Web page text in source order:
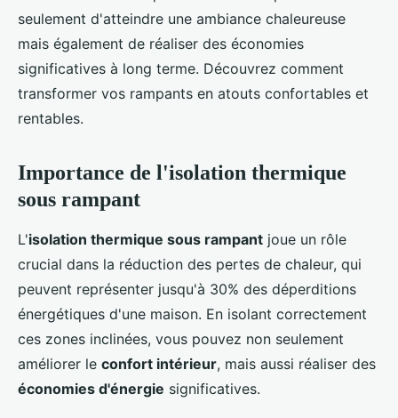
seulement d'atteindre une ambiance chaleureuse
mais également de réaliser des économies
significatives à long terme. Découvrez comment
transformer vos rampants en atouts confortables et
rentables.
Importance de l'isolation thermique
sous rampant
L'isolation thermique sous rampant joue un rôle
crucial dans la réduction des pertes de chaleur, qui
peuvent représenter jusqu'à 30% des déperditions
énergétiques d'une maison. En isolant correctement
ces zones inclinées, vous pouvez non seulement
améliorer le confort intérieur, mais aussi réaliser des
économies d'énergie significatives.